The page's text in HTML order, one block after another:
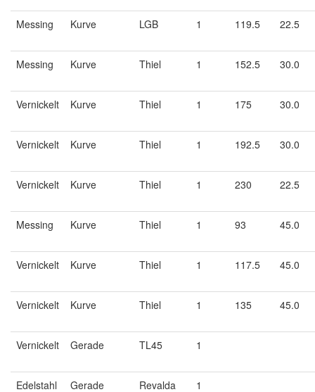
Messing Kurve LGB 1 119.5 22.5
Messing Kurve Thiel 1 152.5 30.0
Vernickelt Kurve Thiel 1 175 30.0
Vernickelt Kurve Thiel 1 192.5 30.0
Vernickelt Kurve Thiel 1 230 22.5
Messing Kurve Thiel 1 93 45.0
Vernickelt Kurve Thiel 1 117.5 45.0
Vernickelt Kurve Thiel 1 135 45.0
Vernickelt Gerade TL45 1
Edelstahl Gerade Revalda 1